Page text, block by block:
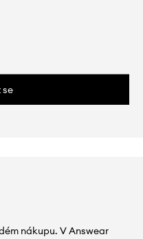
se
nákupu. V Answear